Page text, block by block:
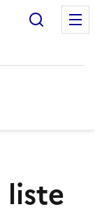
liste